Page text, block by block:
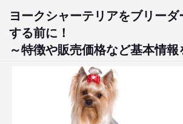
ヨークシャーテリアをブリーダ
する前に！
～特徴や販売価格など基本情報